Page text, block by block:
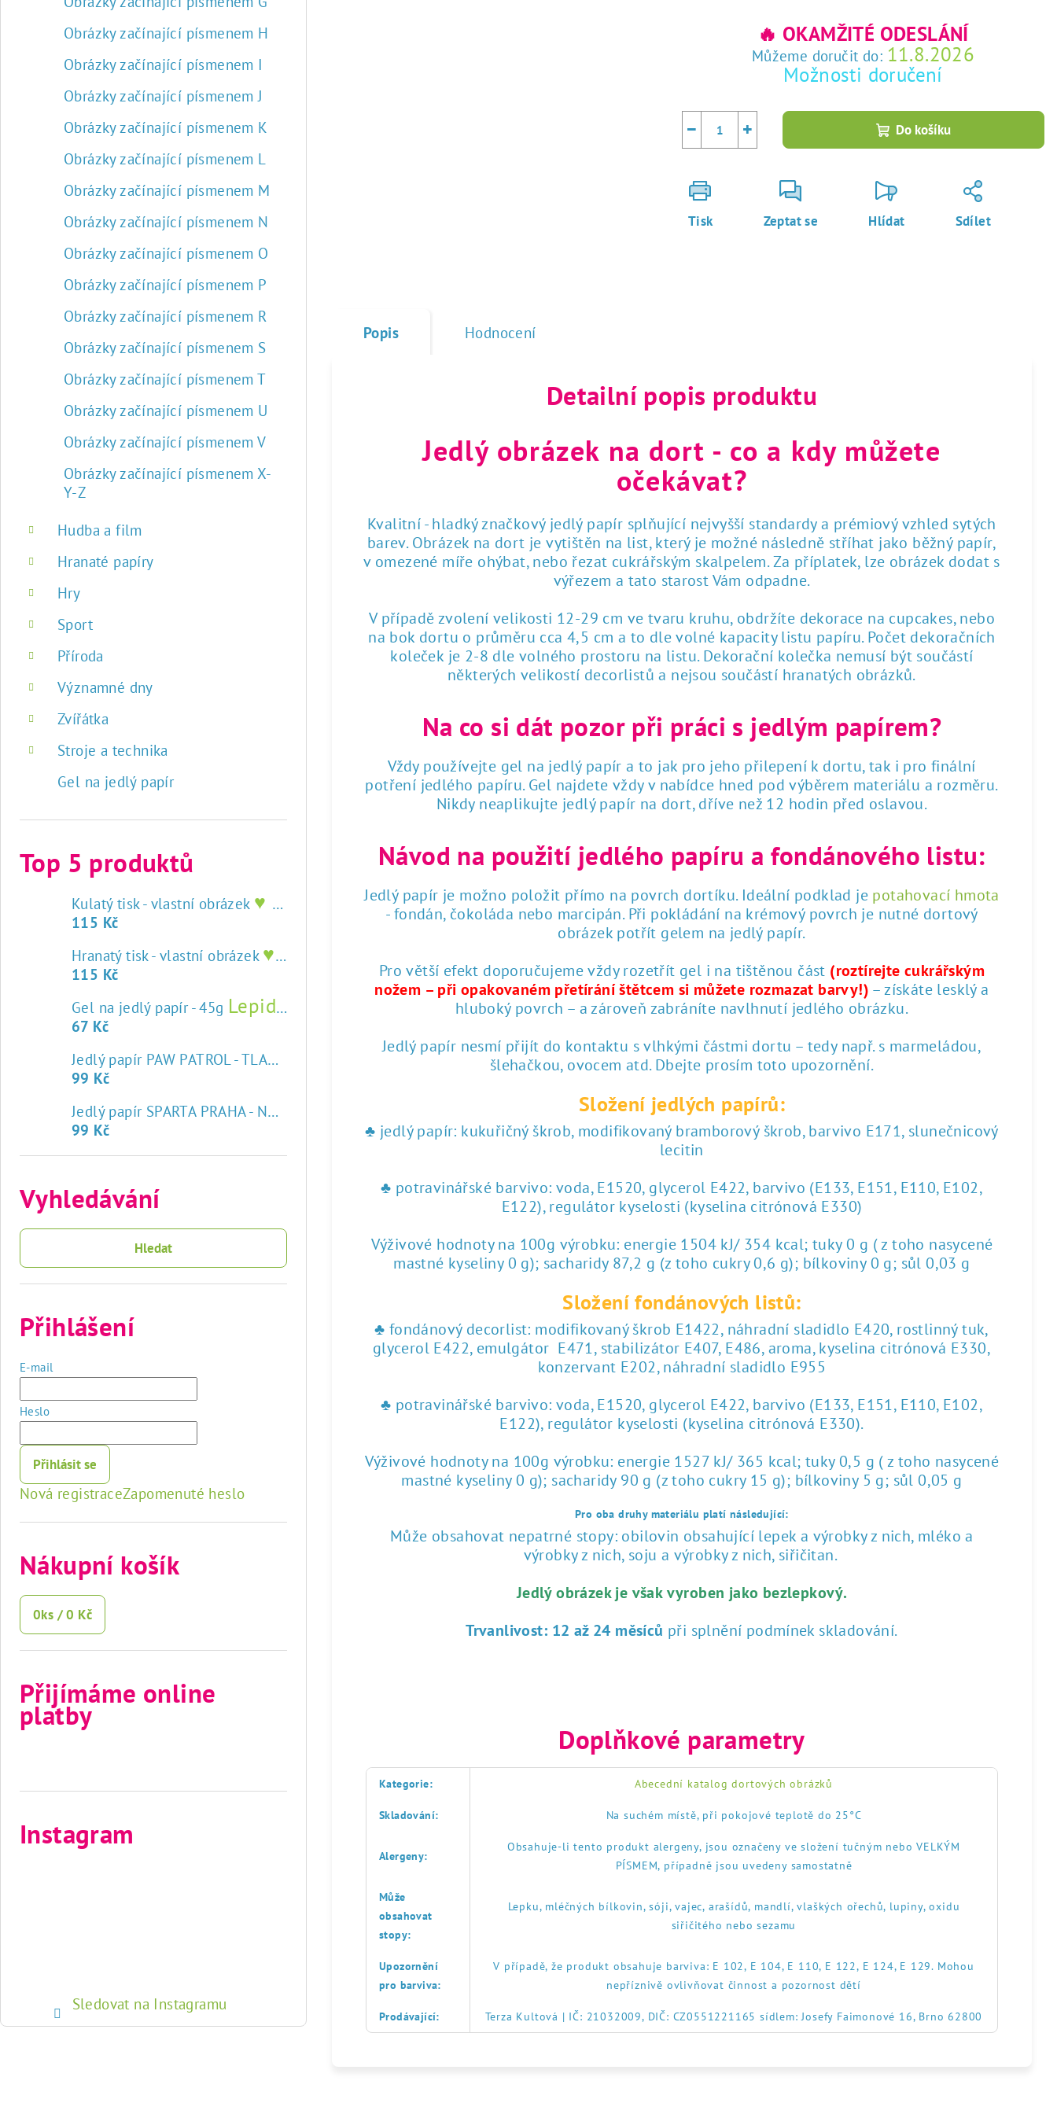
Obrázky začínající písmenem H
Obrázky začínající písmenem I
Obrázky začínající písmenem J
Obrázky začínající písmenem K
Obrázky začínající písmenem L
Obrázky začínající písmenem M
Obrázky začínající písmenem N
Obrázky začínající písmenem O
Obrázky začínající písmenem P
Obrázky začínající písmenem R
Obrázky začínající písmenem S
Obrázky začínající písmenem T
Obrázky začínající písmenem U
Obrázky začínající písmenem V
Obrázky začínající písmenem X-
Y-Z
Hudba a film
Hranaté papíry
Hry
Sport
Příroda
Významné dny
Zvířátka
Stroje a technika
Gel na jedlý papír
Top 5 produktů
Kulatý tisk - vlastní obrázek ♥ tisk na jedlý papír
115 Kč
Hranatý tisk - vlastní obrázek ♥ tisk na jedlý papír
115 Kč
Gel na jedlý papír - 45g Lepidlo na jedlý papír
67 Kč
Jedlý papír PAW PATROL - TLAPKOVÁ PATROLA
♥ tisk na jedlý papír
99 Kč
Jedlý papír SPARTA PRAHA - NOVÝ ZNAK
99 Kč
Vyhledávání
Hledat
Přihlášení
E-mail
Heslo
Přihlásit se
Nová registraceZapomenuté heslo
Nákupní košík
0ks /0 Kč
Přijímáme online
platby
Instagram
Sledovat na Instagramu
🔥 OKAMŽITÉ ODESLÁNÍ
Můžeme doručit do: 11.8.2026
Možnosti doručení
+
− Do košíku
Tisk Zeptat se Hlídat Sdílet
Popis Hodnocení
Detailní popis produktu
Jedlý obrázek na dort - co a kdy můžete
očekávat?
Kvalitní - hladký značkový jedlý papír splňující nejvyšší standardy a prémiový vzhled sytých
barev. Obrázek na dort je vytištěn na list, který je možné následně stříhat jako běžný papír,
v omezené míře ohýbat, nebo řezat cukrářským skalpelem. Za příplatek, lze obrázek dodat s
výřezem a tato starost Vám odpadne.
V případě zvolení velikosti 12-29 cm ve tvaru kruhu, obdržíte dekorace na cupcakes, nebo
na bok dortu o průměru cca 4,5 cm a to dle volné kapacity listu papíru. Počet dekoračních
koleček je 2-8 dle volného prostoru na listu. Dekorační kolečka nemusí být součástí
některých velikostí decorlistů a nejsou součástí hranatých obrázků.
Na co si dát pozor při práci s jedlým papírem?
Vždy používejte gel na jedlý papír a to jak pro jeho přilepení k dortu, tak i pro finální
potření jedlého papíru. Gel najdete vždy v nabídce hned pod výběrem materiálu a rozměru.
Nikdy neaplikujte jedlý papír na dort, dříve než 12 hodin před oslavou.
Návod na použití jedlého papíru a fondánového listu:
Jedlý papír je možno položit přímo na povrch dortíku. Ideální podklad je potahovací hmota
- fondán, čokoláda nebo marcipán. Při pokládání na krémový povrch je nutné dortový
obrázek potřít gelem na jedlý papír.
Pro větší efekt doporučujeme vždy rozetřít gel i na tištěnou část (roztírejte cukrářským
nožem – při opakovaném přetírání štětcem si můžete rozmazat barvy!) – získáte lesklý a
hluboký povrch – a zároveň zabráníte navlhnutí jedlého obrázku.
Jedlý papír nesmí přijít do kontaktu s vlhkými částmi dortu – tedy např. s marmeládou,
šlehačkou, ovocem atd. Dbejte prosím toto upozornění.
Složení jedlých papírů:
♣ jedlý papír: kukuřičný škrob, modifikovaný bramborový škrob, barvivo E171, slunečnicový
lecitin
♣ potravinářské barvivo: voda, E1520, glycerol E422, barvivo (E133, E151, E110, E102,
E122), regulátor kyselosti (kyselina citrónová E330)
Výživové hodnoty na 100g výrobku: energie 1504 kJ/ 354 kcal; tuky 0 g ( z toho nasycené
mastné kyseliny 0 g); sacharidy 87,2 g (z toho cukry 0,6 g); bílkoviny 0 g; sůl 0,03 g
Složení fondánových listů:
♣ fondánový decorlist: modifikovaný škrob E1422, náhradní sladidlo E420, rostlinný tuk,
glycerol E422, emulgátor E471, stabilizátor E407, E486, aroma, kyselina citrónová E330,
konzervant E202, náhradní sladidlo E955
♣ potravinářské barvivo: voda, E1520, glycerol E422, barvivo (E133, E151, E110, E102,
E122), regulátor kyselosti (kyselina citrónová E330).
Výživové hodnoty na 100g výrobku: energie 1527 kJ/ 365 kcal; tuky 0,5 g ( z toho nasycené
mastné kyseliny 0 g); sacharidy 90 g (z toho cukry 15 g); bílkoviny 5 g; sůl 0,05 g
Pro oba druhy materiálu platí následující:
Může obsahovat nepatrné stopy: obilovin obsahující lepek a výrobky z nich, mléko a
výrobky z nich, soju a výrobky z nich, siřičitan.
Jedlý obrázek je však vyroben jako bezlepkový.
Trvanlivost: 12 až 24 měsíců při splnění podmínek skladování.
Doplňkové parametry
Kategorie: Abecední katalog dortových obrázků
Skladování: Na suchém místě, při pokojové teplotě do 25°C
Alergeny:
Obsahuje-li tento produkt alergeny, jsou označeny ve složení tučným nebo VELKÝM
PÍSMEM, případně jsou uvedeny samostatně
Může
obsahovat
stopy:
Lepku, mléčných bílkovin, sóji, vajec, arašídů, mandlí, vlaškých ořechů, lupiny, oxidu
siřičitého nebo sezamu
Upozornění
pro barviva:
V případě, že produkt obsahuje barviva: E 102, E 104, E 110, E 122, E 124, E 129. Mohou
nepříznivě ovlivňovat činnost a pozornost dětí
Prodávající: Terza Kultová | IČ: 21032009, DIČ: CZ0551221165 sídlem: Josefy Faimonové 16, Brno 62800